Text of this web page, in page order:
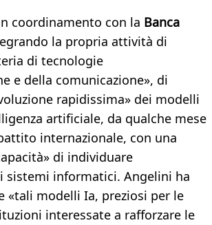
coordinamento con la Banca
la propria attività di
di tecnologie
e della comunicazione», di
rapidissima» dei modelli
artificiale, da qualche mese
internazionale, con una
di individuare
sistemi informatici. Angelini ha
«tali modelli Ia, preziosi per le
interessate a rafforzare le